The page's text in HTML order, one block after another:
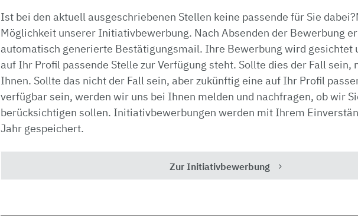
Ist bei den aktuell ausgeschriebenen Stellen keine passende für Sie
Möglichkeit unserer Initiativbewerbung. Nach Absenden der Bewerbung
automatisch generierte Bestätigungsmail. Ihre Bewerbung wird gesichtet
auf Ihr Profil passende Stelle zur Verfügung steht. Sollte dies der Fall sein,
Ihnen. Sollte das nicht der Fall sein, aber zukünftig eine auf Ihr Profil
verfügbar sein, werden wir uns bei Ihnen melden und nachfragen, ob wir
berücksichtigen sollen. Initiativbewerbungen werden mit Ihrem
Jahr gespeichert.
Zur Initiativbewerbung